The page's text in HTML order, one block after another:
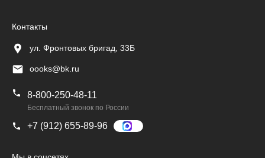
Контакты
ул. Фронтовых бригад, 33Б
oooks@bk.ru
8-800-250-48-11
Бесплатный звонок по России
+7 (912) 655-89-96